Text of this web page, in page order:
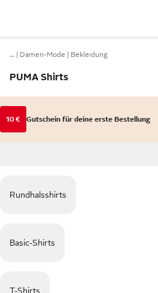
… Damen-Mode Bekleidung
PUMA Shirts
10 € Gutschein für deine erste Bestellung
Rundhalsshirts
Basic-Shirts
T-Shirts